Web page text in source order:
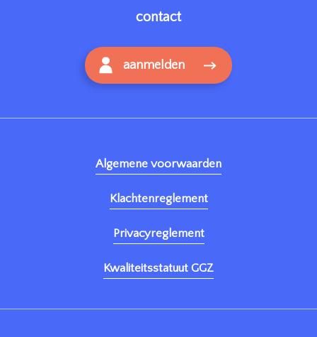
contact
aanmelden
Algemene voorwaarden
Klachtenreglement
Privacyreglement
Kwaliteitsstatuut GGZ